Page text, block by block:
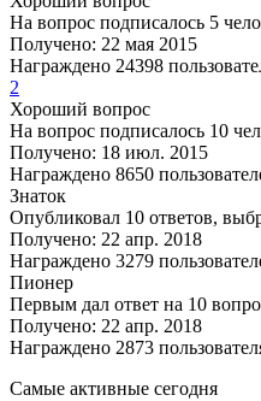
На вопрос подписалось 5
Получено: 22 мая 2015
Награждено 24398
2
Хороший вопрос
На вопрос подписалось 10
Получено: 18 июл. 2015
Награждено 8650
Знаток
Опубликовал 10 ответов,
Получено: 22 апр. 2018
Награждено 3279
Пионер
Первым дал ответ на 10
Получено: 22 апр. 2018
Награждено 2873
Самые активные сегодня